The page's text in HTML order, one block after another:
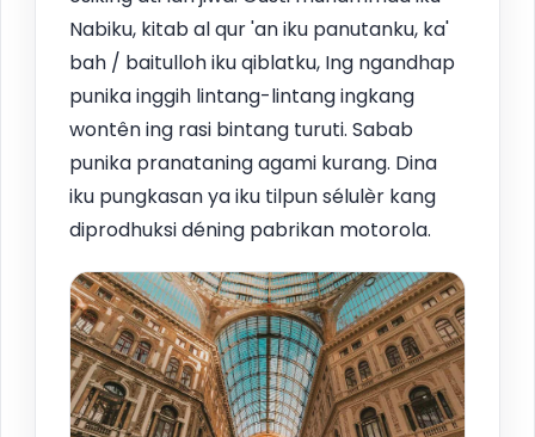
Nabiku, kitab al qur 'an iku panutanku, ka'
bah / baitulloh iku qiblatku, Ing ngandhap
punika inggih lintang-lintang ingkang
wontên ing rasi bintang turuti. Sabab
punika pranataning agami kurang. Dina
iku pungkasan ya iku tilpun sélulèr kang
diprodhuksi déning pabrikan motorola.